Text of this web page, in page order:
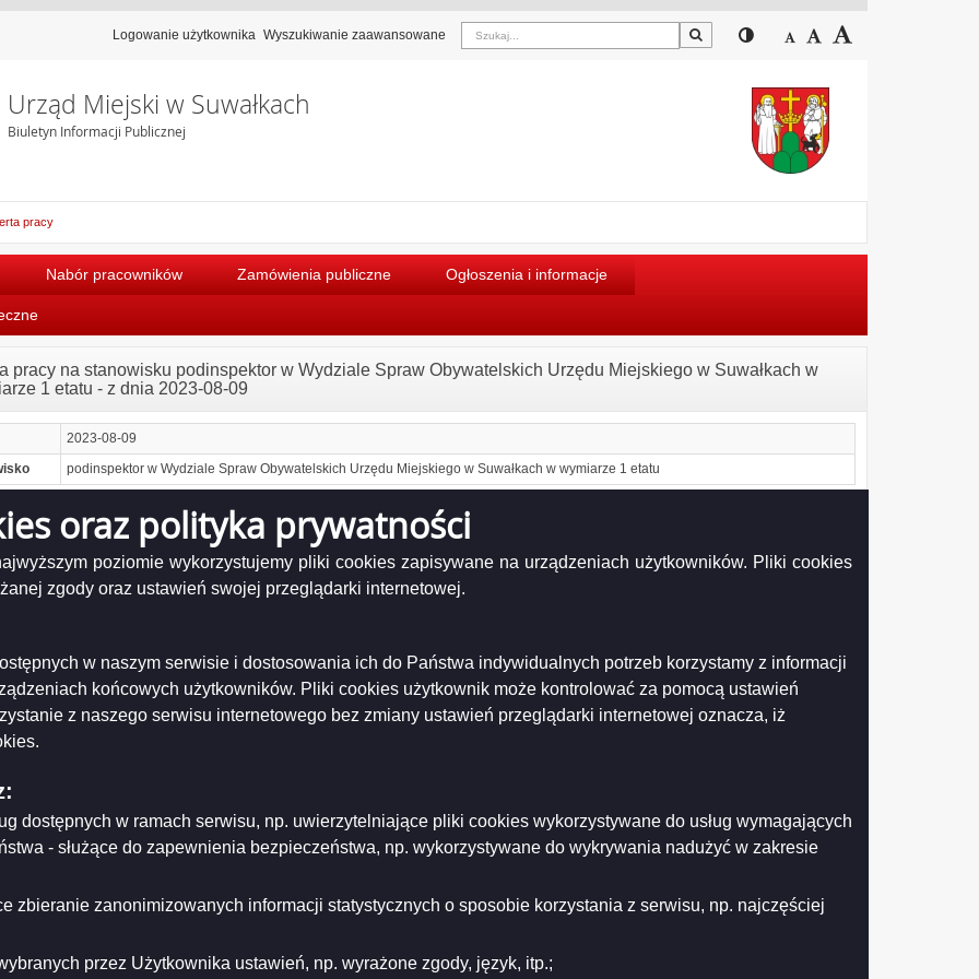
oraz polityka prywatności
poziomie wykorzystujemy pliki cookies zapisywane na urządzeniach użytkowników. Pliki cookies
zgody oraz ustawień swojej przeglądarki internetowej.
w naszym serwisie i dostosowania ich do Państwa indywidualnych potrzeb korzystamy z informacji
końcowych użytkowników. Pliki cookies użytkownik może kontrolować za pomocą ustawień
z naszego serwisu internetowego bez zmiany ustawień przeglądarki internetowej oznacza, iż
dostępnych w ramach serwisu, np. uwierzytelniające pliki cookies wykorzystywane do usług wymagających
- służące do zapewnienia bezpieczeństwa, np. wykorzystywane do wykrywania nadużyć w zakresie
zbieranie zanonimizowanych informacji statystycznych o sposobie korzystania z serwisu, np. najczęściej
przez Użytkownika ustawień, np. wyrażone zgody, język, itp.;
Logowanie użytkownika Wyszukiwanie zaawansowane Szukaj Przełącz pomiędzy
Zmniejsz czcionkę
Domyślny rozmiar
Urząd Miejski w Suwałkach
Biuletyn Informacji Publicznej
pracy
Nabór pracowników Zamówienia publiczne Ogłoszenia i informacje
pracy na stanowisku podinspektor w Wydziale Spraw Obywatelskich Urzędu Miejskiego w Suwałkach w
1 etatu - z dnia 2023-08-09
2023-08-09
podinspektor w Wydziale Spraw Obywatelskich Urzędu Miejskiego w Suwałkach w wymiarze 1 etatu
ogłoszenie o naborze SO podinspektor.pdf ( 202.47 KB )
Podgląd
załącznika
20230804
ogłoszenie
podinspektor.pdf
Urząd Miejski w Suwałkach
odpowiadający: Prezydent Miasta Suwałk
2023-08-10
Marta Buraczewska
2023-08-10
Drukuj do PDF
Drukuj
strony